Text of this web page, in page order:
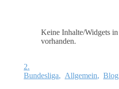
Keine Inhalte/Widgets in
vorhanden.
2.
Bundesliga, Allgemein, Blog